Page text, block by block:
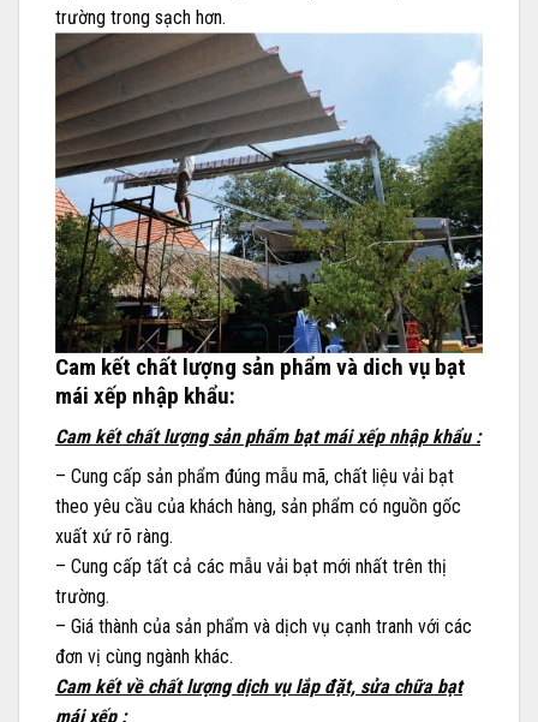
trường trong sạch hơn.
Cam kết chất lượng sản phẩm và dich vụ bạt
mái xếp nhập khẩu:
Cam kết chất lượng sản phẩm bạt mái xếp nhập khẩu :
– Cung cấp sản phẩm đúng mẫu mã, chất liệu vải bạt
theo yêu cầu của khách hàng, sản phẩm có nguồn gốc
xuất xứ rõ ràng.
– Cung cấp tất cả các mẫu vải bạt mới nhất trên thị
trường.
– Giá thành của sản phẩm và dịch vụ cạnh tranh với các
đơn vị cùng ngành khác.
Cam kết về chất lượng dịch vụ lắp đặt, sửa chữa bạt
mái xếp :